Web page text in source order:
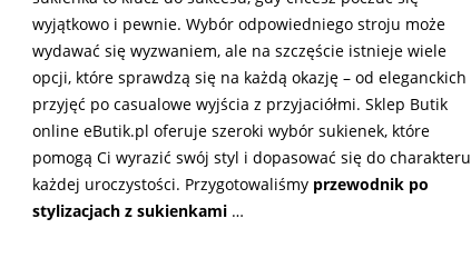
wyjątkowo i pewnie. Wybór odpowiedniego stroju może
wydawać się wyzwaniem, ale na szczęście istnieje wiele
opcji, które sprawdzą się na każdą okazję – od eleganckich
przyjęć po casualowe wyjścia z przyjaciółmi. Sklep Butik
online eButik.pl oferuje szeroki wybór sukienek, które
pomogą Ci wyrazić swój styl i dopasować się do charakteru
każdej uroczystości. Przygotowaliśmy przewodnik po
stylizacjach z sukienkami …